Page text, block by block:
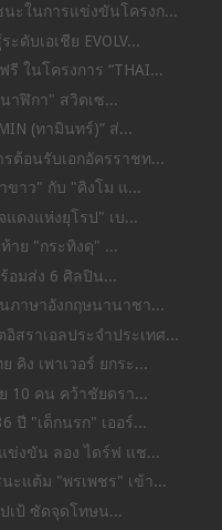
นะในการแข่งขันโครงก...
ดับเอเชีย EVOLV...
ในโครงการ “THAI...
าฬิกา" สวิตเซ...
(ทามินทร์)” ส่...
รต้อนรับเอกอัครราชท...
ขาว" กับ "คิงโม แ...
ดงแห่งยุโรป" เบ...
าย "กระทิงดุ" ...
ร้อมส่ง 6 ศิลปิน...
ภาษาอังกฤษนานาชา...
สราเอลประจำประเทศ...
คิง เพาเวอร์ ยกระ...
10 คน คว้าชัยดรา...
ปี "เด็กนรก" เออร์...
ข่งขัน ลอง ไดร์ฟ แช...
ะแต้ม "พรเพชร" เข้า...
เป้ ซัดจุดโทษน...